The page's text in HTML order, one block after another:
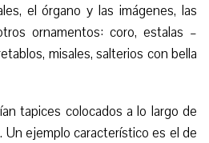
el órgano y las imágenes, las
ornamentos: coro, estalas –
misales, salterios con bella
tapices colocados a lo largo de
Un ejemplo característico es el de